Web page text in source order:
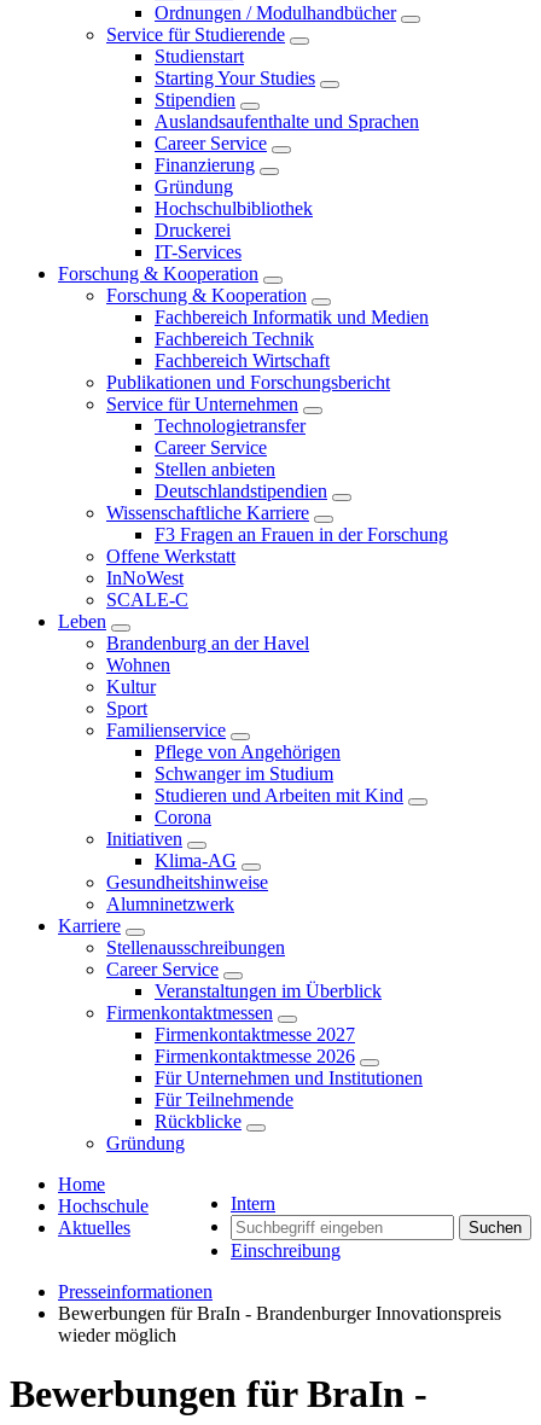
Ordnungen / Modulhandbücher
Service für Studierende
Studienstart
Starting Your Studies
Stipendien
Auslandsaufenthalte und Sprachen
Career Service
Finanzierung
Gründung
Hochschulbibliothek
Druckerei
IT-Services
Forschung & Kooperation
Forschung & Kooperation
Fachbereich Informatik und Medien
Fachbereich Technik
Fachbereich Wirtschaft
Publikationen und Forschungsbericht
Service für Unternehmen
Technologietransfer
Career Service
Stellen anbieten
Deutschlandstipendien
Wissenschaftliche Karriere
F3 Fragen an Frauen in der Forschung
Offene Werkstatt
InNoWest
SCALE-C
Leben
Brandenburg an der Havel
Wohnen
Kultur
Sport
Familienservice
Pflege von Angehörigen
Schwanger im Studium
Studieren und Arbeiten mit Kind
Corona
Initiativen
Klima-AG
Gesundheitshinweise
Alumninetzwerk
Karriere
Stellenausschreibungen
Career Service
Veranstaltungen im Überblick
Firmenkontaktmessen
Firmenkontaktmesse 2027
Firmenkontaktmesse 2026
Für Unternehmen und Institutionen
Für Teilnehmende
Rückblicke
Gründung
Intern
Suchen
Einschreibung
Home
Hochschule
Aktuelles
Presseinformationen
Bewerbungen für BraIn - Brandenburger Innovationspreis
wieder möglich
Bewerbungen für BraIn -